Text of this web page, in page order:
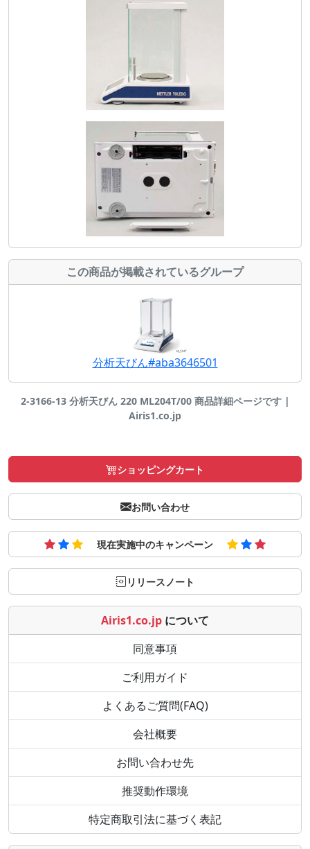
この商品が掲載されているグループ
分析天びん#aba3646501
2-3166-13 分析天びん 220 ML204T/00 商品詳細ページです |
Airis1.co.jp
ショッピングカート
お問い合わせ
現在実施中のキャンペーン
リリースノート
Airis1.co.jp について
同意事項
ご利用ガイド
よくあるご質問(FAQ)
会社概要
お問い合わせ先
推奨動作環境
特定商取引法に基づく表記